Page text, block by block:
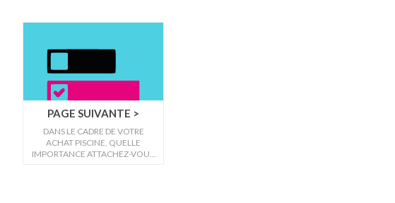
PAGE SUIVANTE >
DANS LE CADRE DE VOTRE
ACHAT PISCINE, QUELLE
IMPORTANCE ATTACHEZ-VOUS